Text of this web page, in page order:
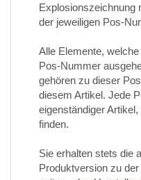
Explosionszeichnung
der jeweiligen Pos-
Alle Elemente,
Pos-Nummer
gehören zu dieser
diesem Artikel. Jede
eigenständiger
finden.
Sie erhalten stets die
Produktversion zu